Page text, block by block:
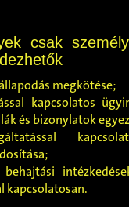
csak
megkötése;
kapcsolatos
és bizonylatok
kapcsolatosan.